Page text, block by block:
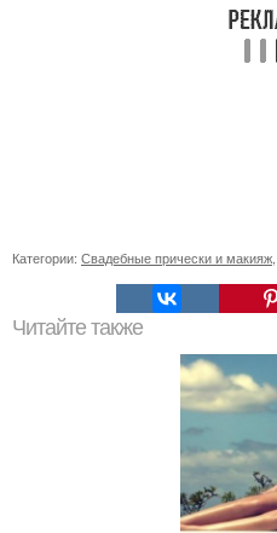
Категории: Свадебные прически и макияж
Читайте также